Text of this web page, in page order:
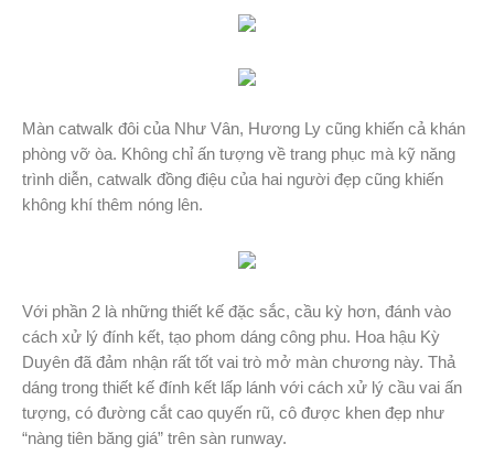
Màn catwalk đôi của Như Vân, Hương Ly cũng khiến cả khán
phòng vỡ òa. Không chỉ ấn tượng về trang phục mà kỹ năng
trình diễn, catwalk đồng điệu của hai người đẹp cũng khiến
không khí thêm nóng lên.
Với phần 2 là những thiết kế đặc sắc, cầu kỳ hơn, đánh vào
cách xử lý đính kết, tạo phom dáng công phu. Hoa hậu Kỳ
Duyên đã đảm nhận rất tốt vai trò mở màn chương này. Thả
dáng trong thiết kế đính kết lấp lánh với cách xử lý cầu vai ấn
tượng, có đường cắt cao quyến rũ, cô được khen đẹp như
“nàng tiên băng giá” trên sàn runway.